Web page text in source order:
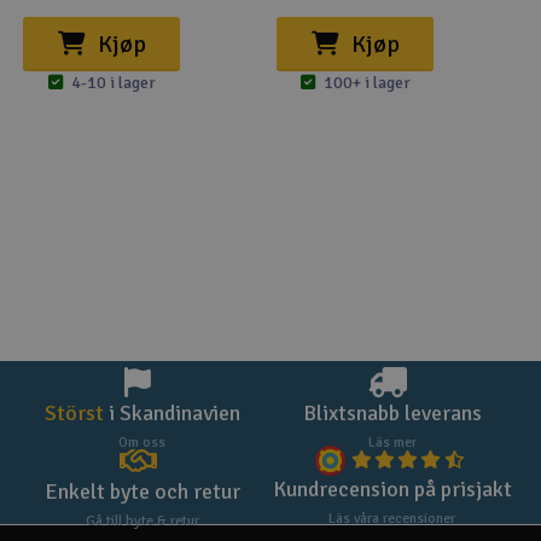
Kjøp
4-10 i lager
Kjøp
100+ i lager
Störst i Skandinavien
Om oss
Blixtsnabb leverans
Läs mer
Enkelt byte och retur
Gå till byte & retur
Kundrecension på prisjakt
Läs våra recensioner